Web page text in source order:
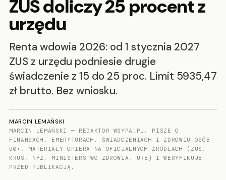
ZUS doliczy 25 procent z
urzędu
Renta wdowia 2026: od 1 stycznia 2027
ZUS z urzędu podniesie drugie
świadczenie z 15 do 25 proc. Limit 5935,47
zł brutto. Bez wniosku.
MARCIN LEMAŃSKI
MARCIN LEMAŃSKI — REDAKTOR WSYPA.PL. PISZE O
FINANSACH, EMERYTURACH, ŚWIADCZENIACH I ZDROWIU OSÓB
50+. MATERIAŁY OPIERA NA OFICJALNYCH ŹRÓDŁACH (ZUS,
KRUS, NFZ, MINISTERSTWO ZDROWIA, URE) I WERYFIKUJE
PRZED PUBLIKACJĄ.